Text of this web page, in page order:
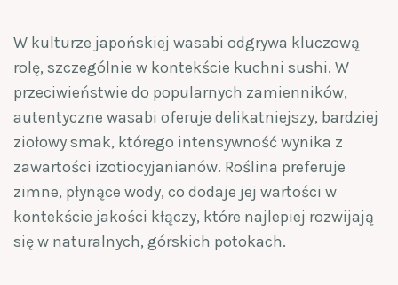
W kulturze japońskiej wasabi odgrywa kluczową
rolę, szczególnie w kontekście kuchni sushi. W
przeciwieństwie do popularnych zamienników,
autentyczne wasabi oferuje delikatniejszy, bardziej
ziołowy smak, którego intensywność wynika z
zawartości izotiocyjanianów. Roślina preferuje
zimne, płynące wody, co dodaje jej wartości w
kontekście jakości kłączy, które najlepiej rozwijają
się w naturalnych, górskich potokach.